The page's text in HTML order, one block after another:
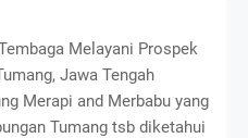
Melayani Prospek
Jawa Tengah
Merapi and Merbabu yang
Tumang tsb diketahui